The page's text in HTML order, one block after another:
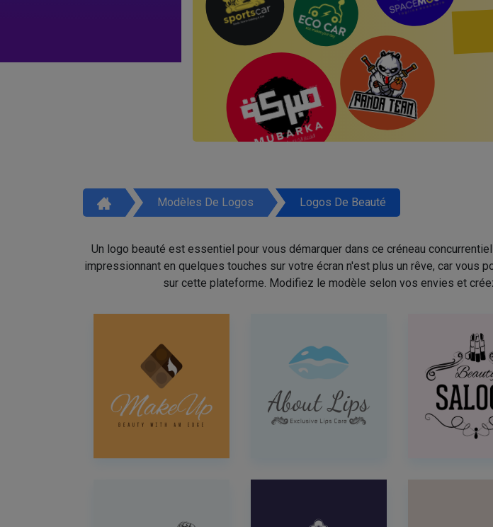
Modèles De Logos Logos De Beauté
Un logo beauté est essentiel pour vous démarquer dans ce créneau
impressionnant en quelques touches sur votre écran n'est plus un rêve, car
sur cette plateforme. Modifiez le modèle selon vos envies et